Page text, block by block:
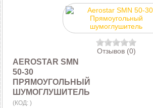
Отзывов (0)
AEROSTAR SMN
50-30
ПРЯМОУГОЛЬНЫЙ
ШУМОГЛУШИТЕЛЬ
(КОД: )